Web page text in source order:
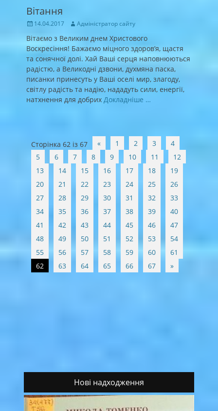
Вітання
Posted
14.04.2017 Author
Адміністратор сайту
Вітаємо з Великим днем Христового
Воскресіння! Бажаємо міцного здоров’я, щастя
та сонячної долі. Хай Ваші серця наповнюються
радістю, а Великодні дзвони, духмяна паска,
писанки принесуть у Ваші оселі мир, злагоду,
світлу радість та надію, нададуть сили, енергії,
натхнення для добрих Докладніше …
Post
navigation
Сторінка 62 із 67 « 1 2 3
4
5
6 7 8 9 10 11
12
13
14 15 16 17 18
19
20
21 22 23 24 25
26
27
28 29 30 31 32
33
34
35 36 37 38 39
40
41
42 43 44 45 46
47
48
49 50 51 52 53
54
55
56 57 58 59 60
61
62
63 64 65 66 67 »
Нові надходження